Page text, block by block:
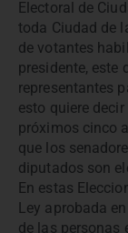
Electoral de
toda Ciudad de
de votantes
presidente, este
representantes
esto quiere
próximos cinco
que los
diputados son
En estas
Ley aprobada
de las personas